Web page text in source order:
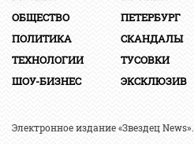
ОБЩЕСТВО
ПЕТЕРБУРГ
ПОЛИТИКА
СКАНДАЛЫ
ТЕХНОЛОГИИ
ТУСОВКИ
ШОУ-БИЗНЕС
ЭКСКЛЮЗИВ
Электронное издание «Звездец News».